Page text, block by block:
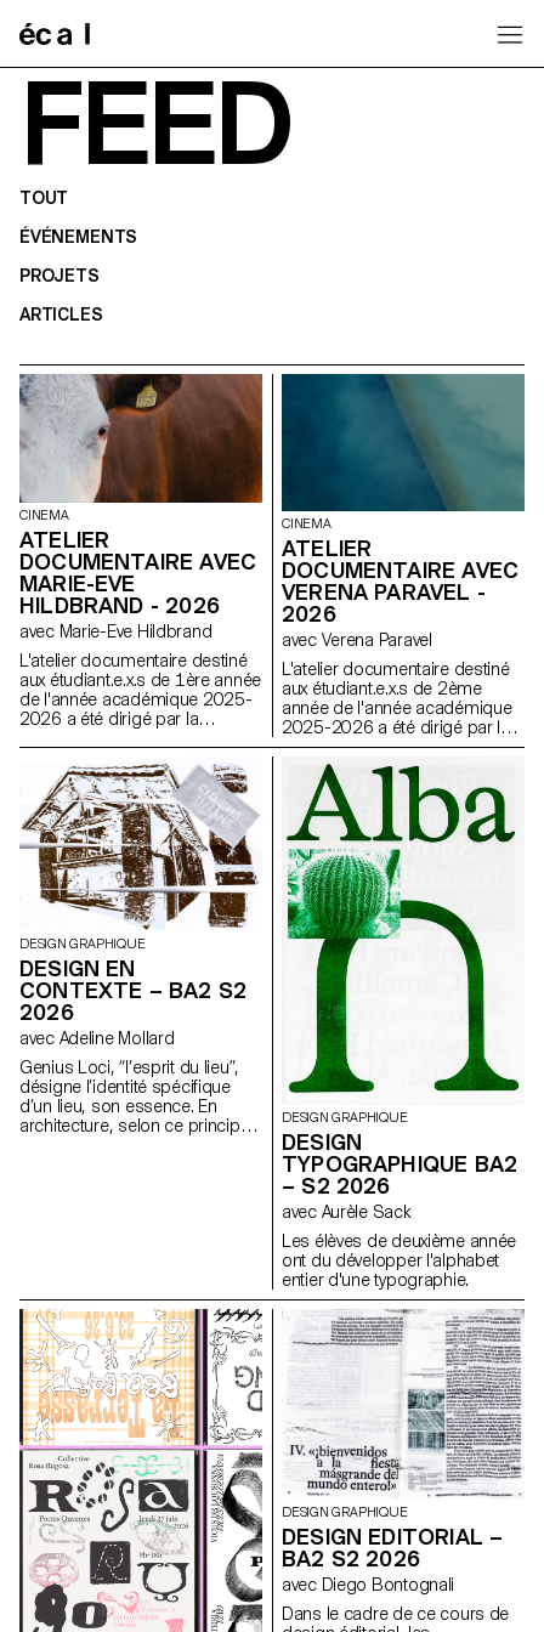
FEED
TOUT
ÉVÉNEMENTS
PROJETS
ARTICLES
CINEMA
ATELIER
DOCUMENTAIRE AVEC
MARIE-EVE
HILDBRAND - 2026
avec Marie-Eve Hildbrand
L'atelier documentaire destiné
aux étudiant.e.x.s de 1ère année
de l'année académique 2025-
2026 a été dirigé par la
CINEMA
ATELIER
DOCUMENTAIRE AVEC
VERENA PARAVEL -
2026
avec Verena Paravel
L'atelier documentaire destiné
aux étudiant.e.x.s de 2ème
année de l'année académique
2025-2026 a été dirigé par la
réalisatrice et anthropologue
visuelle française Verena
Paravel.
DESIGN GRAPHIQUE
DESIGN EN
CONTEXTE – BA2 S2
2026
avec Adeline Mollard
Genius Loci, “l’esprit du lieu”,
désigne l’identité spécifique
d’un lieu, son essence. En
architecture, selon ce principe,
d’en faire la promotion, ou de
prolonger la communication du
lieu.
DESIGN GRAPHIQUE
DESIGN
TYPOGRAPHIQUE BA2
– S2 2026
avec Aurèle Sack
Les élèves de deuxième année
ont du développer l'alphabet
entier d'une typographie.
DESIGN GRAPHIQUE
DESIGN EDITORIAL –
BA2 S2 2026
avec Diego Bontognali
Dans le cadre de ce cours de